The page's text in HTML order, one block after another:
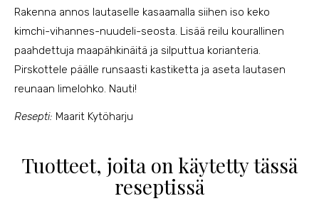
Rakenna annos lautaselle kasaamalla siihen iso keko
kimchi-vihannes-nuudeli-seosta. Lisää reilu kourallinen
paahdettuja maapähkinäitä ja silputtua korianteria.
Pirskottele päälle runsaasti kastiketta ja aseta lautasen
reunaan limelohko. Nauti!
Resepti: Maarit Kytöharju
Tuotteet, joita on käytetty tässä
reseptissä